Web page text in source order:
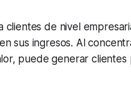
de nivel
sus ingresos. Al
puede generar clientes